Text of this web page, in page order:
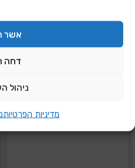
אשר
דחה
ניהול
מדיניות הפרטיות